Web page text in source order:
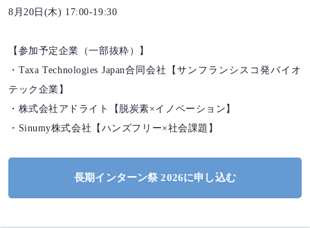
8月20日(木) 17:00-19:30
【参加予定企業（一部抜粋）】
・Taxa Technologies Japan合同会社【サンフランシスコ発バイオ
テック企業】
・株式会社アドライト【脱炭素×イノベーション】
・Sinumy株式会社【ハンズフリー×社会課題】
長期インターン祭 2026に申し込む